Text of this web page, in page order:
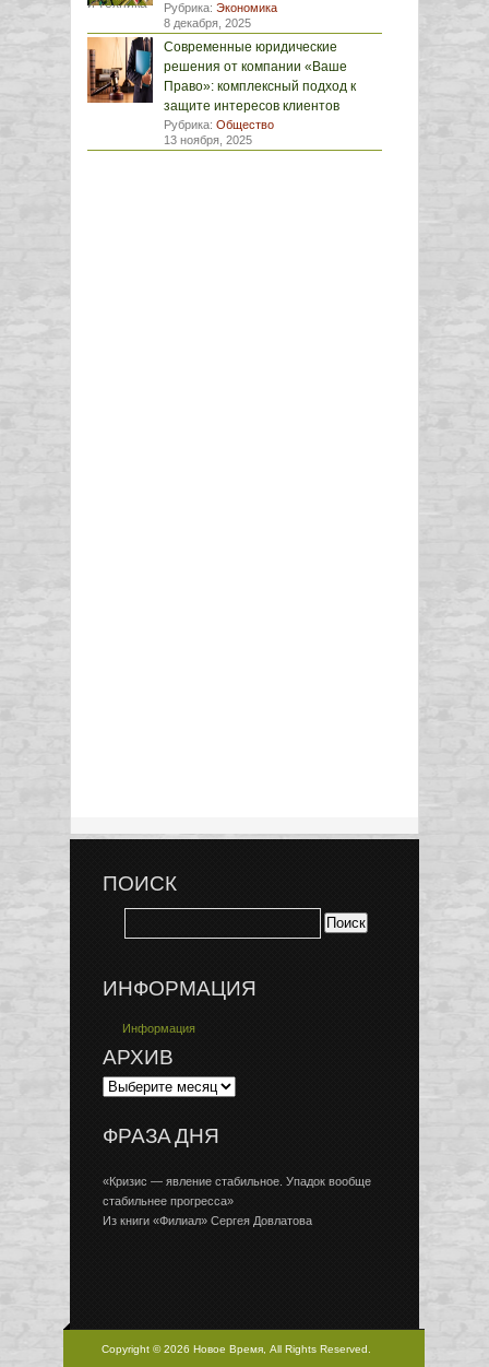
Рубрика: Экономика
8 декабря, 2025
Современные юридические
решения от компании «Ваше
Право»: комплексный подход к
защите интересов клиентов
Рубрика: Общество
13 ноября, 2025
ПОИСК
ИНФОРМАЦИЯ
Информация
АРХИВ
ФРАЗА ДНЯ
«Кризис — явление стабильное. Упадок вообще
стабильнее прогресса»
Из книги «Филиал» Сергея Довлатова
Copyright © 2026 Новое Время, All Rights Reserved.